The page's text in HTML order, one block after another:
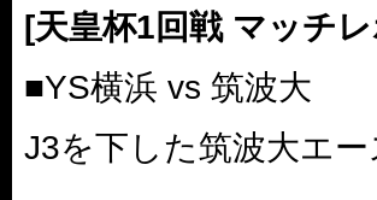
[天皇杯1回戦 マッチ
■YS横浜 vs 筑波大
J3を下した筑波大エ